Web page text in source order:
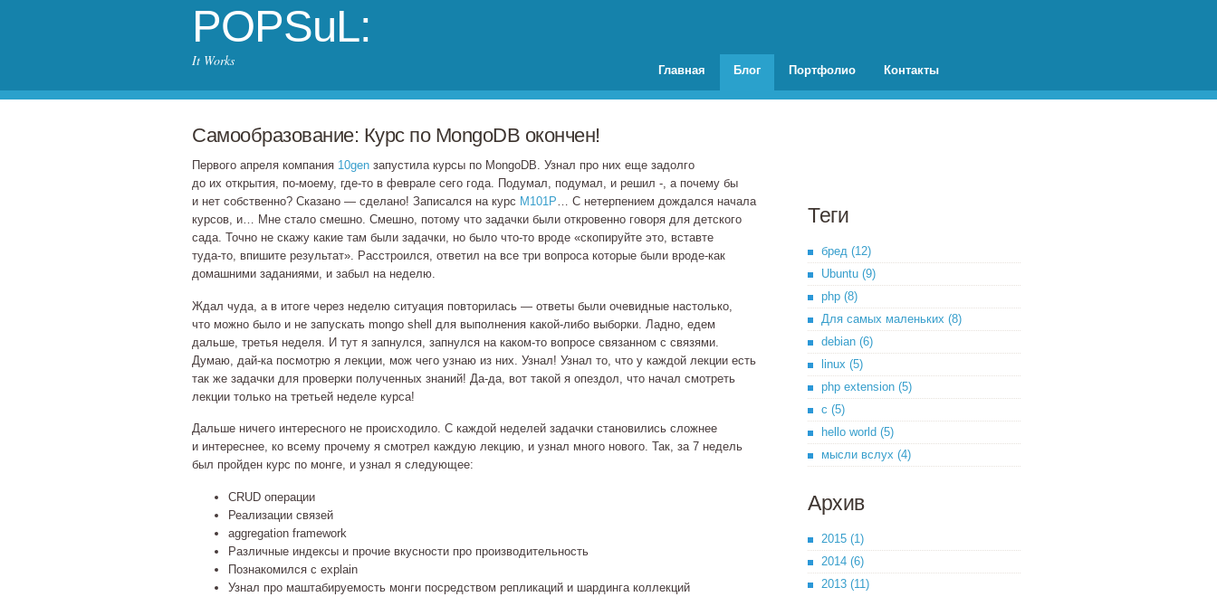
POPSuL:
It Works
Главная Блог Портфолио Контакты
Самообразование: Курс по MongoDB окончен!
Первого апреля компания 10gen запустила курсы по MongoDB. Узнал про них еще задолго
до их открытия, по‐моему, где‐то в феврале сего года. Подумал, подумал, и решил -, а почему бы
и нет собственно? Сказано — сделано! Записался на курс M101P… С нетерпением дождался начала
курсов, и… Мне стало смешно. Смешно, потому что задачки были откровенно говоря для детского
сада. Точно не скажу какие там были задачки, но было что‐то вроде «скопируйте это, вставте
туда‐то, впишите результат». Расстроился, ответил на все три вопроса которые были вроде‐как
домашними заданиями, и забыл на неделю.
Ждал чуда, а в итоге через неделю ситуация повторилась — ответы были очевидные настолько,
что можно было и не запускать mongo shell для выполнения какой‐либо выборки. Ладно, едем
дальше, третья неделя. И тут я запнулся, запнулся на каком‐то вопросе связанном с связями.
Думаю, дай‐ка посмотрю я лекции, мож чего узнаю из них. Узнал! Узнал то, что у каждой лекции есть
так же задачки для проверки полученных знаний! Да‐да , вот такой я опездол, что начал смотреть
лекции только на третьей неделе курса!
Дальше ничего интересного не происходило. С каждой неделей задачки становились сложнее
и интереснее, ко всему прочему я смотрел каждую лекцию, и узнал много нового. Так, за 7 недель
был пройден курс по монге, и узнал я следующее:
CRUD операции
Реализации связей
aggregation framework
Различные индексы и прочие вкусности про производительность
Познакомился с explain
Узнал про маштабируемость монги посредством репликаций и шардинга коллекций
Теги
бред (12)
Ubuntu (9)
php (8)
Для самых маленьких (8)
debian (6)
linux (5)
php extension (5)
c (5)
hello world (5)
мысли вслух (4)
Архив
2015 (1)
2014 (6)
2013 (11)